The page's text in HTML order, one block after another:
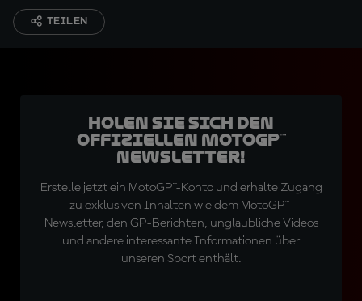
TEILEN
Holen Sie sich den
offiziellen MotoGP™
Newsletter!
Erstelle jetzt ein MotoGP™-Konto und erhalte Zugang
zu exklusiven Inhalten wie dem MotoGP™-
Newsletter, den GP-Berichten, unglaubliche Videos
und andere interessante Informationen über
unseren Sport enthält.